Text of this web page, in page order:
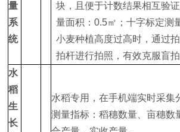
量
系
统
块，且便于计数结果相互验
量面积：0.5㎡；十字标定测
小麦种植高度过高时，通过
拍杆进行拍照，有效克服盲拍
水
稻
生
长
水稻专用，在手机端实时采集
测量指标：稻穗数量、亩穗数